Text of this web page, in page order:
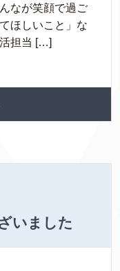
なが笑顔で過ご
ほしいこと」な
担当 […]
いました